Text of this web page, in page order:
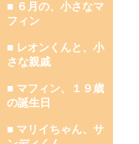
■ ６月の、小さなマ
フィン
■ レオンくんと、小
さな親戚
■ マフィン、１９歳
の誕生日
■ マリイちゃん、サ